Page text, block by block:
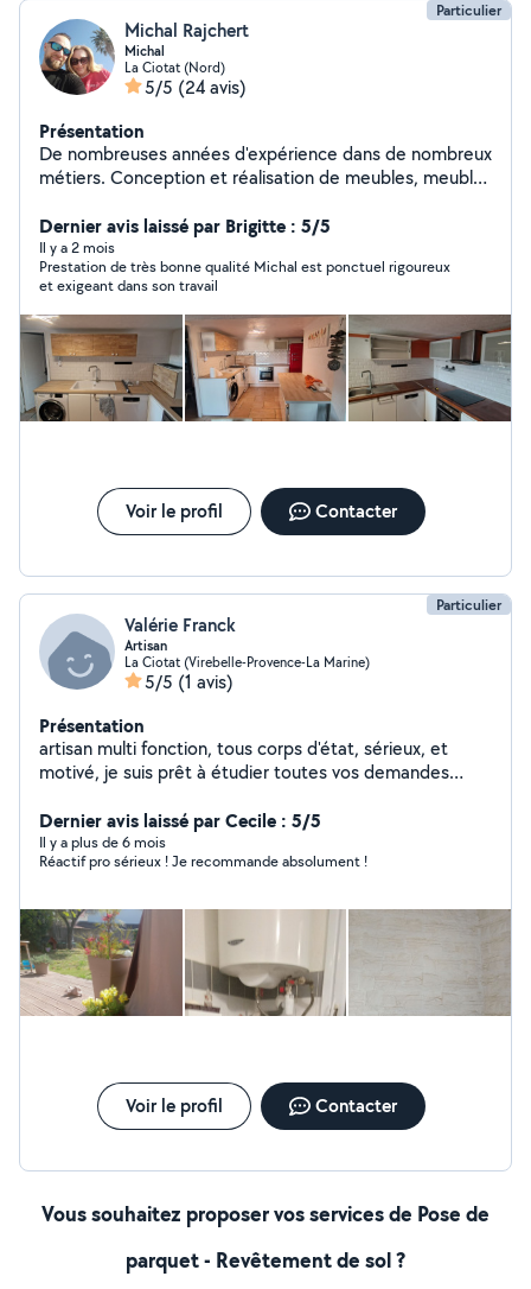
Particulier
Michal Rajchert
Michal
La Ciotat (Nord)
5/5 (24 avis)
Présentation
De nombreuses années d'expérience dans de nombreux
métiers. Conception et réalisation de meubles, meubles
plafonds, parquets, terrasses et clôtures. Un esprit
précis, technique et exact. Je fais très attention aux
détails car « le diable est dans les détails ».Ponctuel,
propre et efficace. très bon rapport qualité/prix.
Philosophie de la vie - « Il n'y a pas de problèmes,
seulement des solutions ».
Dernier avis laissé par Brigitte : 5/5
Il y a 2 mois
Prestation de très bonne qualité Michal est ponctuel rigoureux
et exigeant dans son travail
Voir le profil Contacter
Particulier
Valérie Franck
Artisan
La Ciotat (Virebelle-Provence-La Marine)
5/5 (1 avis)
Présentation
artisan multi fonction, tous corps d'état, sérieux, et
motivé, je suis prêt à étudier toutes vos demandes
Dernier avis laissé par Cecile : 5/5
Il y a plus de 6 mois
Réactif pro sérieux ! Je recommande absolument !
Voir le profil Contacter
Vous souhaitez proposer vos services de Pose de
parquet - Revêtement de sol ?